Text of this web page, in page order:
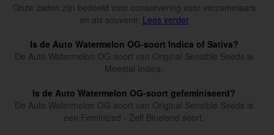
Onze zaden zijn bedoeld voor conservering voor verzamelaars
en als souvenir. Lees verder
Is de Auto Watermelon OG-soort Indica of Sativa?
De Auto Watermelon OG-soort van Original Sensible Seeds is
Meestal Indica.
Is de Auto Watermelon OG-soort gefeminiseerd?
De Auto Watermelon OG-soort van Original Sensible Seeds is
een Feminized - Zelf Bloeiend soort.